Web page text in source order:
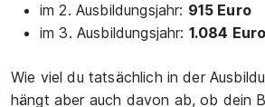
im 2. Ausbildungsjahr: 915 Euro
im 3. Ausbildungsjahr: 1.084 Euro
Wie viel du tatsächlich in der
hängt aber auch davon ab, ob dein